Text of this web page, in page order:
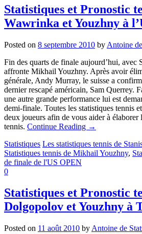
Statistiques et Pronostic
Wawrinka et Youzhny à
Posted on 8 septembre 2010 by Antoine
Fin des quarts de finale aujourd’hui, avec
affronte Mikhail Youzhny. Après avoir
générale, Andy Murray, le suisse a
dernier rescapé américain, Sam Querrey.
une autre grande performance lui est
demi-finale. Toutes les statistiques tennis
deux joueurs afin de vous aider à élaborer
tennis. Continue Reading →
Statistiques Les statistiques tennis de
Statistiques tennis de Mikhail Youzhny,
de finale de l'US OPEN
0
Statistiques et Pronostic
Dolgopolov et Youzhny à
Posted on 11 août 2010 by Antoine de